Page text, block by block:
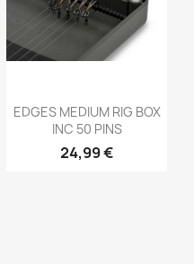
Aperçu rapide
EDGES MEDIUM RIG BOX
INC 50 PINS
24,99 €